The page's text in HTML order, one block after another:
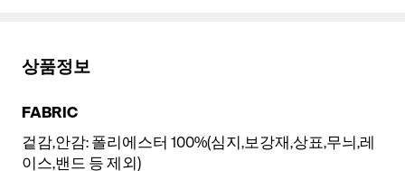
상품정보
FABRIC
겉감,안감: 폴리에스터 100%(심지,보강재,상표,무늬,레
이스,밴드 등 제외)